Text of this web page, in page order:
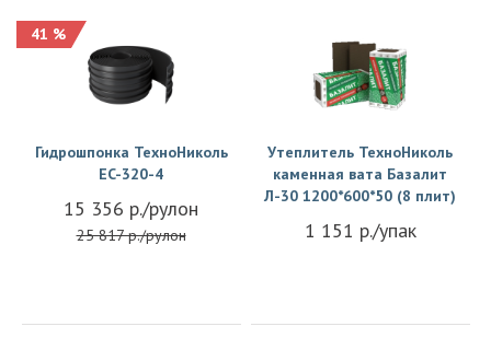
41 %
Гидрошпонка ТехноНиколь
EC-320-4
15 356 р./рулон
25 817 р./рулон
Утеплитель ТехноНиколь
каменная вата Базалит
Л-30 1200*600*50 (8 плит)
1 151 р./упак